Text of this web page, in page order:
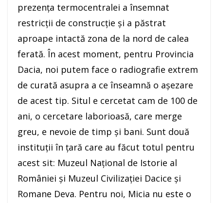
prezenţa termocentralei a însemnat
restricţii de construcţie şi a păstrat
aproape intactă zona de la nord de calea
ferată. În acest moment, pentru Provincia
Dacia, noi putem face o radiografie extrem
de curată asupra a ce înseamnă o aşezare
de acest tip. Situl e cercetat cam de 100 de
ani, o cercetare laborioasă, care merge
greu, e nevoie de timp şi bani. Sunt două
instituţii în ţară care au făcut totul pentru
acest sit: Muzeul Naţional de Istorie al
României şi Muzeul Civilizaţiei Dacice şi
Romane Deva. Pentru noi, Micia nu este o